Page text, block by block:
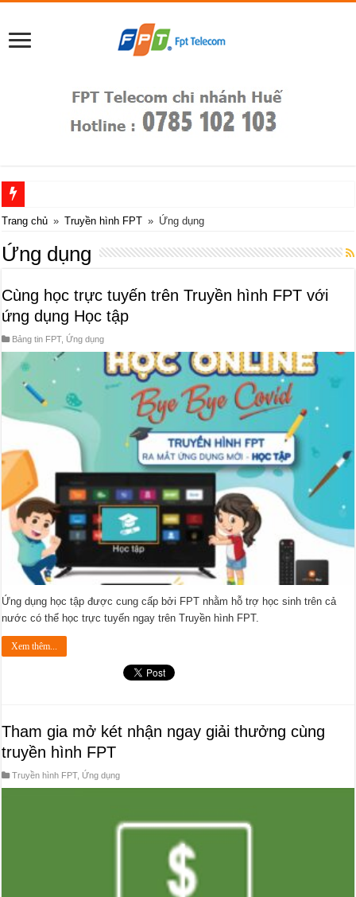
Trang chủ » Truyền hình FPT » Ứng dụng
Ứng dụng
Cùng học trực tuyến trên Truyền hình FPT với
ứng dụng Học tập
Bảng tin FPT, Ứng dụng
Ứng dụng học tập được cung cấp bởi FPT nhằm hỗ trợ học sinh trên cả
nước có thể học trực tuyến ngay trên Truyền hình FPT.
Xem thêm...
Tham gia mở két nhận ngay giải thưởng cùng
truyền hình FPT
Truyền hình FPT, Ứng dụng